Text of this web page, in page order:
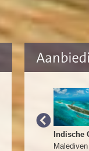
Indische
Malediven